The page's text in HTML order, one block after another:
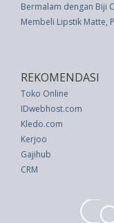
Bermalam dengan Biji
Membeli Lipstik Matte,
REKOMENDASI
Toko Online
IDwebhost.com
Kledo.com
Kerjoo
Gajihub
CRM